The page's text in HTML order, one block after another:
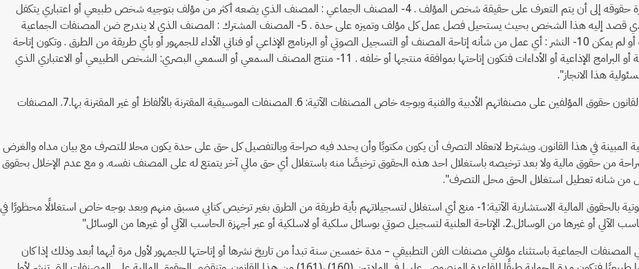
منتج المصنف سواء كان شخصًا طبيعيًا أم اعتباريًا ممثلا للمؤلف في مباشرة حقوقه إلى أن يتم التعرف على حقيقة شخص المؤلف . 4- المصنف الجماعي : المصنف الذي يضعه أكثر من مؤلف بتوجيه شخص طبيعي أو اعتباري يتكفل
بنشرة باسمه و تحت إدارته ويندمج عمل المؤلفين فيه في الهدف العام الذي قصد إليه هذا الشخص بحيث يستحيل فصل عمل كل مؤلف وتميزه على حدة . 5- المصنف المشترك : المصنف الذي لا يندرج ضن المصنفات الجماعية
ويشترك في وضعه أكثر من شخص سواء أمكن فصل نصيب كل منهم فيه أو لم يمكن 10- النشر : أي عمل من شأنه إتاحة المصنف أو التسجيل الصوتي أو البرنامج الإذاعي أو فناني الأداء للجمهور أو بأي طريقة من الطرق . وتكون إتاحة
المصنف للجمهور بموافقة المؤلف أو مالك حقوقه أما التسجيلات الصوتية أو البرامج الإذاعية أو الأداءات فتكون إتاحتها بموافقة منتجها أو خلفه . 11- منتج المصنف السمعي أو السمعي البصري: الشخص الطبيعي أو الاعتباري الذي
هذا الانجاز".
كما تنص المادة 5/140 , 6 ,7 من ذات القانون على " تتمتع بحماية هذا القانون حقوق المؤلفين على مصنفاتهم الأدبية والفنية وبوجه خاص المصنفات الآتية: 6ـ المصنفات الموسيقية المقترنة بالألفاظ أو غير المقترنة بها.7. المصنفات
حقوقه المالية المبينة في هذا القانون. ويشترط لانعقاد التصرف أن يكون مكتوبًا وأن يحدد فيه صراحة وبالتفصيل كل حق على حدة يكون محلا للتصرف مع بيان مداه والغرض
صراحة من حقوق مالية ولا بعد ترخيصه باستغلال احد هذه الحقوق ترخيصًا منه باستغلال أي حق مالي آخر يتمتع له على المصنف نفسه. و مع عدم الإخلال بحقوق
عمل من شانه تعطيل استغلال الحق محل التصرف".
كما تنص المادة 157 من ذات القانون على" يتمتع منتجو التسجيلات الصوتية بالحقوق المالية الاستشارية الآتية:1- منع أي استغلال لتسجيلاتهم بأية طريقة من الطرق بغير ترخيص كتابي مسبق منهم وبعد بوجه خاص استغلالًا محظورًا في
أو لاسلكية أو عبر أجهزة الحاسب الآلي أو غيرها من الوسائل"
لمؤلفي المصنفات الجماعية باستثناء مؤلفي مصنفات الفن التطبيقي – مدة خمسين سنة تبدأ من تاريخ نشرها أو إتاحتها للجمهور لأول مرة أيهما أبعد وذلك إذا كان